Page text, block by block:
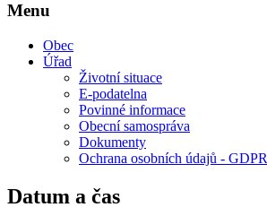
Menu
Obec
Úřad
Životní situace
E-podatelna
Povinné informace
Obecní samospráva
Dokumenty
Ochrana osobních údajů - GDPR
Datum a čas